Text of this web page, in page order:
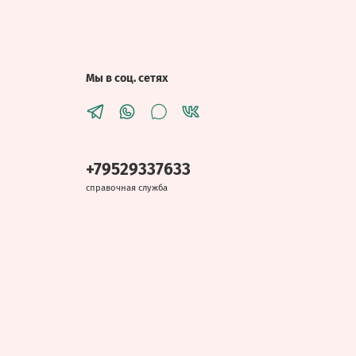
Мы в соц. сетях
+79529337633
справочная служба